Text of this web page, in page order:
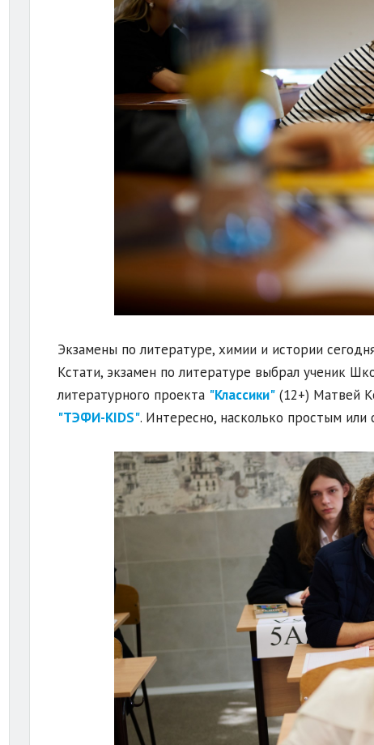
Экзамены по литературе, химии и истории
Кстати, экзамен по литературе выбрал ученик
литературного проекта "Классики"(12+) Матвей
"ТЭФИ-KIDS". Интересно, насколько простым